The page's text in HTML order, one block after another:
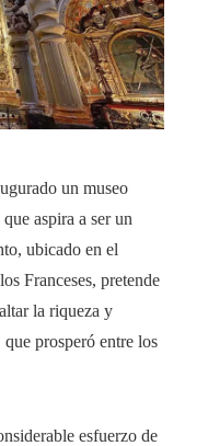
un museo
aspira a ser un
ubicado en el
Franceses, pretende
la riqueza y
prosperó entre los
esfuerzo de